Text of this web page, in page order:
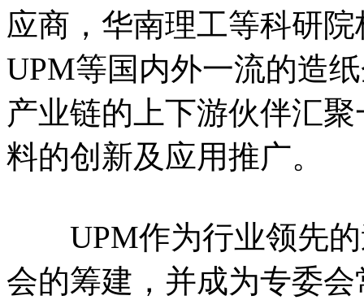
应商，华南理工等科研
UPM等国内外一流的造
产业链的上下游伙伴汇
料的创新及应用推广。
UPM作为行业领先的
会的筹建，并成为专委